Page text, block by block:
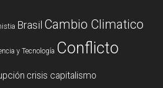
Brasil Cambio Climatico
y Tecnología Conflicto
crisis capitalismo